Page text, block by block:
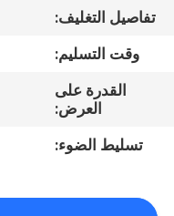
مراقبة
الجودة
تفاصيل التغليف:
وقت التسليم:
القدرة على
العرض:
تسليط الضوء: